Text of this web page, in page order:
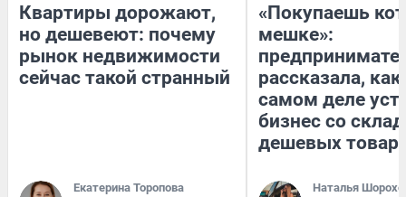
Квартиры дорожают,
но дешевеют: почему
рынок недвижимости
сейчас такой странный
Екатерина Торопова
«Покупаешь
мешке»:
рассказала, как
самом деле
бизнес со
дешевых
Наталья